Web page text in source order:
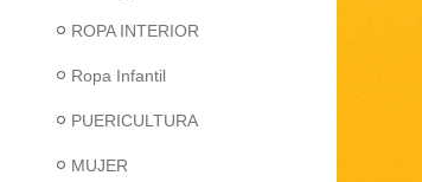
ROPA INTERIOR
Ropa Infantil
PUERICULTURA
MUJER